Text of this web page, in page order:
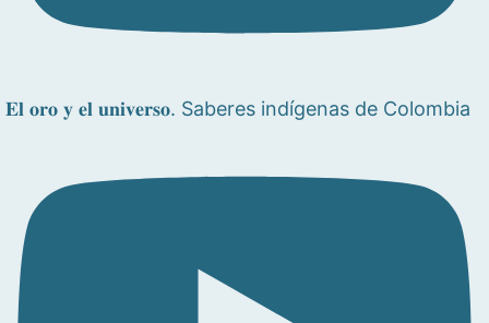
𝐄𝐥 𝐨𝐫𝐨 𝐲 𝐞𝐥 𝐮𝐧𝐢𝐯𝐞𝐫𝐬𝐨. Saberes indígenas de Colombia